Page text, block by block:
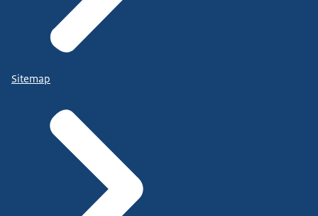
Sitemap